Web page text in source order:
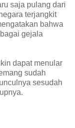
saja pulang dari
terjangkit
bahwa
gejala
dapat menular
sudah
sesudah